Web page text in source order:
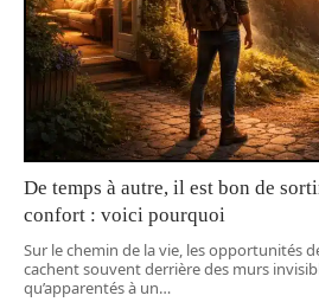
De temps à autre, il est bon de
confort : voici pourquoi
Sur le chemin de la vie, les opportunités
cachent souvent derrière des murs
qu’apparentés à un…